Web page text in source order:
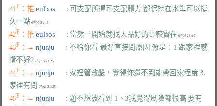
41F ：推 eulbos : 可支配所得可支配體力 都保持在水準可以撐
久一點
07/05 21:15
42F ：推 eulbos : 當然一開始就找人品好的比較實在 07/05 21:17
43F ：→ njunju : 不給你看 最好直接問原因 像是：1.跟家裡感
情不好2.
07/05 21:25
44F ：→ njunju : 家裡管教嚴，覺得你還不到能帶回家程度 3.
家裡有問
45F ：→ njunju : 題不想被看到 1、3我覺得風險都很高 要有